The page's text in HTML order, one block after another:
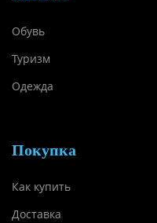
Обувь
Туризм
Одежда
Покупка
Как купить
Доставка